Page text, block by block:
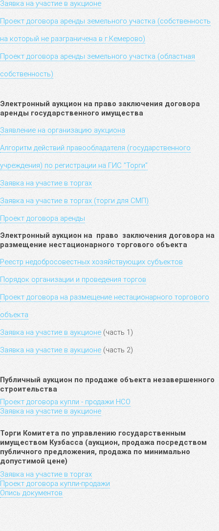
Заявка на участие в аукционе
Проект договора аренды земельного участка (собственность
на который не разграничена в г.Кемерово)
Проект договора аренды земельного участка (областная
собственность)
Электронный аукцион на право заключения договора
аренды государственного имущества
Заявление на организацию аукциона
Алгоритм действий правообладателя (государственного
учреждения) по регистрации на ГИС "Торги"
Заявка на участие в торгах
Заявка на участие в торгах (торги для СМП)
Проект договора аренды
Электронный аукцион на право заключения договора на
размещение нестационарного торгового объекта
Реестр недобросовестных хозяйствующих субъектов
Порядок организации и проведения торгов
Проект договора на размещение нестационарного торгового
объекта
Заявка на участие в аукционе (часть 1)
Заявка на участие в аукционе (часть 2)
Публичный аукцион по продаже объекта незавершенного
строительства
Проект договора купли - продажи НСО
Заявка на участие в аукционе
Торги Комитета по управлению государственным
имуществом Кузбасса (аукцион, продажа посредством
публичного предложения, продажа по минимально
допустимой цене)
Заявка на участие в торгах
Проект договора купли-продажи
Опись документов